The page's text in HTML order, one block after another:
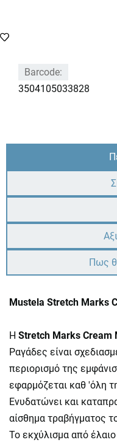
Barcode:
3504105033828
Πως
Mustela Stretch Marks
Η Stretch Marks Cream
Ραγάδες είναι
περιορισμό της
εφαρμόζεται καθ 'όλη
Ενυδατώνει και
αίσθημα τραβήγματος
Το εκχύλισμα από